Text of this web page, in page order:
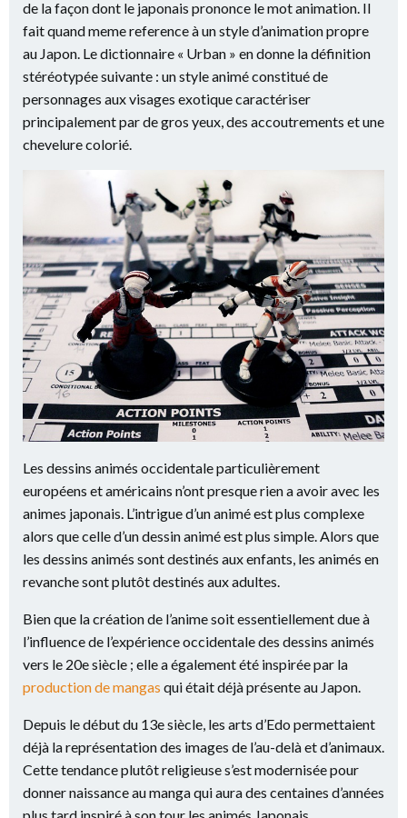
de la façon dont le japonais prononce le mot animation. Il
fait quand meme reference à un style d’animation propre
au Japon. Le dictionnaire « Urban » en donne la définition
stéréotypée suivante : un style animé constitué de
personnages aux visages exotique caractériser
principalement par de gros yeux, des accoutrements et une
chevelure colorié.
Les dessins animés occidentale particulièrement
européens et américains n’ont presque rien a avoir avec les
animes japonais. L’intrigue d’un animé est plus complexe
alors que celle d’un dessin animé est plus simple. Alors que
les dessins animés sont destinés aux enfants, les animés en
revanche sont plutôt destinés aux adultes.
Bien que la création de l’anime soit essentiellement due à
l’influence de l’expérience occidentale des dessins animés
vers le 20e siècle ; elle a également été inspirée par la
production de mangas qui était déjà présente au Japon.
Depuis le début du 13e siècle, les arts d’Edo permettaient
déjà la représentation des images de l’au-delà et d’animaux.
Cette tendance plutôt religieuse s’est modernisée pour
donner naissance au manga qui aura des centaines d’années
plus tard inspiré à son tour les animés Japonais.